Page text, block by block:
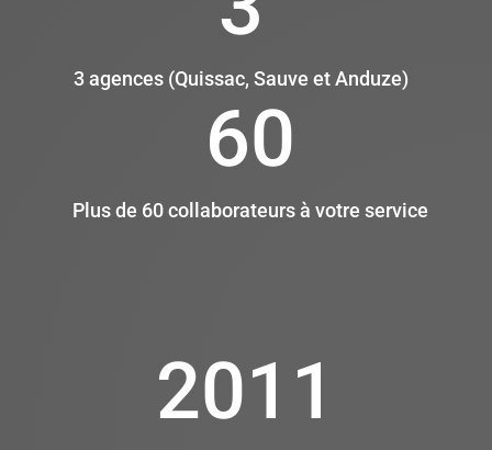
3 agences (Quissac, Sauve et Anduze)
60
Plus de 60 collaborateurs à votre service
2011